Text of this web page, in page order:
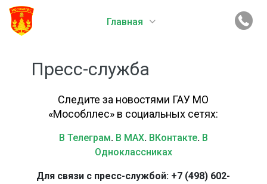
Главная
Пресс-служба
Следите за новостями ГАУ МО
«Мособллес» в социальных сетях:
В Телеграм. В MAX. ВКонтакте. В
Одноклассниках
Для связи с пресс-службой: +7 (498) 602-